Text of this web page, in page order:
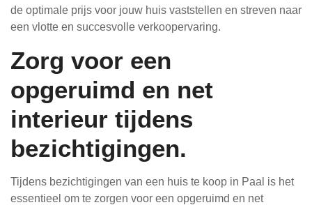
de optimale prijs voor jouw huis vaststellen en streven naar
een vlotte en succesvolle verkoopervaring.
Zorg voor een
opgeruimd en net
interieur tijdens
bezichtigingen.
Tijdens bezichtigingen van een huis te koop in Paal is het
essentieel om te zorgen voor een opgeruimd en net